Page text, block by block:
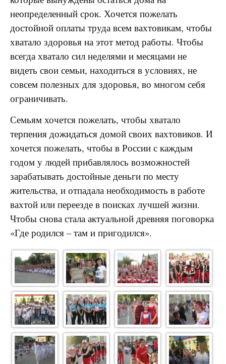
неопределенный срок. Хочется пожелать
достойной оплаты труда всем вахтовикам, чтобы
хватало здоровья на этот метод работы. Чтобы
всегда хватало сил неделями и месяцами не
видеть свои семьи, находиться в условиях, не
совсем полезных для здоровья, во многом себя
ограничивать.
Семьям хочется пожелать, чтобы хватало
терпения дожидаться домой своих вахтовиков. И
хочется пожелать, чтобы в России с каждым
годом у людей прибавлялось возможностей
зарабатывать достойные деньги по месту
жительства, и отпадала необходимость в работе
вахтой или переезде в поисках лучшей жизни.
Чтобы снова стала актуальной древняя поговорка
«Где родился – там и пригодился».
IMG 8348 IMG 8342 IMG 8330 IMG 8305
IMG 8303 IMG 8298 IMG 8293 IMG 8267